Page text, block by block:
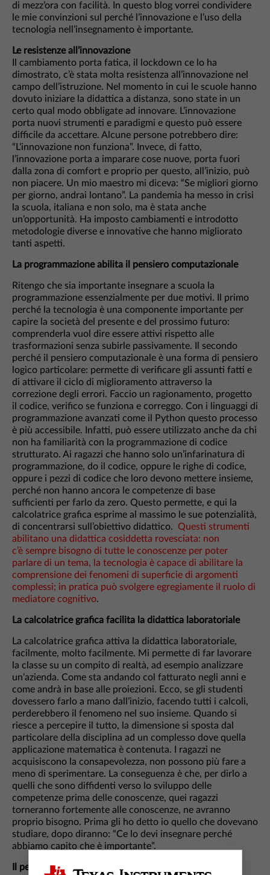
di mezz’ora con facilità. In questo blog vorrei condividere
le mie convinzioni sul perché l’innovazione e l’uso della
tecnologia nell’insegnamento è importante.
Le resistenze all’innovazione
Il cambiamento porta fatica, il lockdown ce lo ha
dimostrato, c’è stata molta resistenza all’innovazione nel
campo dell’istruzione. Nel momento in cui le scuole hanno
dovuto iniziare la didattica a distanza, sono state in un
certo qual modo obbligate ad innovare. L’innovazione
porta nuovi strumenti e paradigmi e questo può essere
difficile da accettare. Alcune persone potrebbero dire:
“L’innovazione non funziona”. Invece, di fatto,
l’innovazione porta a imparare cose nuove, porta fuori
dalla zona di comfort e proprio per questo, all’inizio, può
non piacere. Un mio maestro mi diceva: “Se migliori giorno
per giorno, andrai lontano”. La pandemia ha messo in crisi
la scuola, italiana e non solo, ma è stata anche
un’opportunità. Ha imposto cambiamenti e introdotto
metodologie diverse e innovative che hanno migliorato
tanti aspetti.
La programmazione abilita il pensiero computazionale
Ritengo che sia importante insegnare a scuola la
programmazione essenzialmente per due motivi. Il primo
perché la tecnologia è una componente importante per
capire la società del presente e del prossimo futuro:
comprenderla vuol dire essere attivi rispetto alle
trasformazioni senza subirle passivamente. Il secondo
perché il pensiero computazionale è una forma di pensiero
logico particolare: permette di verificare gli assunti fatti e
di attivare il ciclo di miglioramento attraverso la
correzione degli errori. Faccio un ragionamento, progetto
il codice, verifico se funziona e correggo. Con i linguaggi di
programmazione avanzati come il Python questo processo
è più accessibile. Infatti, può essere utilizzato anche da chi
non ha familiarità con la programmazione di codice
strutturato. Ai ragazzi che hanno solo un’infarinatura di
programmazione, do il codice, oppure le righe di codice,
oppure i pezzi di codice che loro devono mettere insieme,
perché non hanno ancora le competenze di base
sufficienti per farlo da zero. Questo permette, e qui la
calcolatrice grafica esprime al massimo le sue potenzialità,
di concentrarsi sull’obiettivo didattico. Questi strumenti
abilitano una didattica cosiddetta rovesciata: non
c’è sempre bisogno di tutte le conoscenze per poter
parlare di un tema, la tecnologia è capace di abilitare la
comprensione dei fenomeni di superficie di argomenti
complessi; in pratica può svolgere egregiamente il ruolo di
mediatore cognitivo.
La calcolatrice grafica facilita la didattica laboratoriale
La calcolatrice grafica attiva la didattica laboratoriale,
facilmente, molto facilmente. Mi permette di far lavorare
la classe su un compito di realtà, ad esempio analizzare
un’azienda. Come sta andando col fatturato negli anni e
come andrà in base alle proiezioni. Ecco, se gli studenti
dovessero farlo a mano dall’inizio, facendo tutti i calcoli,
perderebbero il fenomeno nel suo insieme. Quando si
riesce a percepire il tutto, la dimensione si sposta dal
particolare della disciplina ad un complesso dove quella
applicazione matematica è contenuta. I ragazzi ne
acquisiscono la consapevolezza, non possono più fare a
meno di sperimentare. La conseguenza è che, per dirlo a
quelli che sono diffidenti verso lo sviluppo delle
competenze prima delle conoscenze, quei ragazzi
torneranno fortemente alle conoscenze, ne avranno
proprio bisogno. Prima gli ho detto io quello che dovevano
studiare, dopo diranno: “Ce lo devi insegnare perché
abbiamo capito che è importante”.
Il pensiero computazionale attiva la creatività